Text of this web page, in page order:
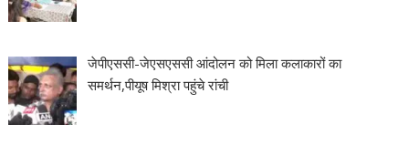
जेपीएससी-जेएसएससी आंदोलन को मिला कलाकारों का
समर्थन,पीयूष मिश्रा पहुंचे रांची